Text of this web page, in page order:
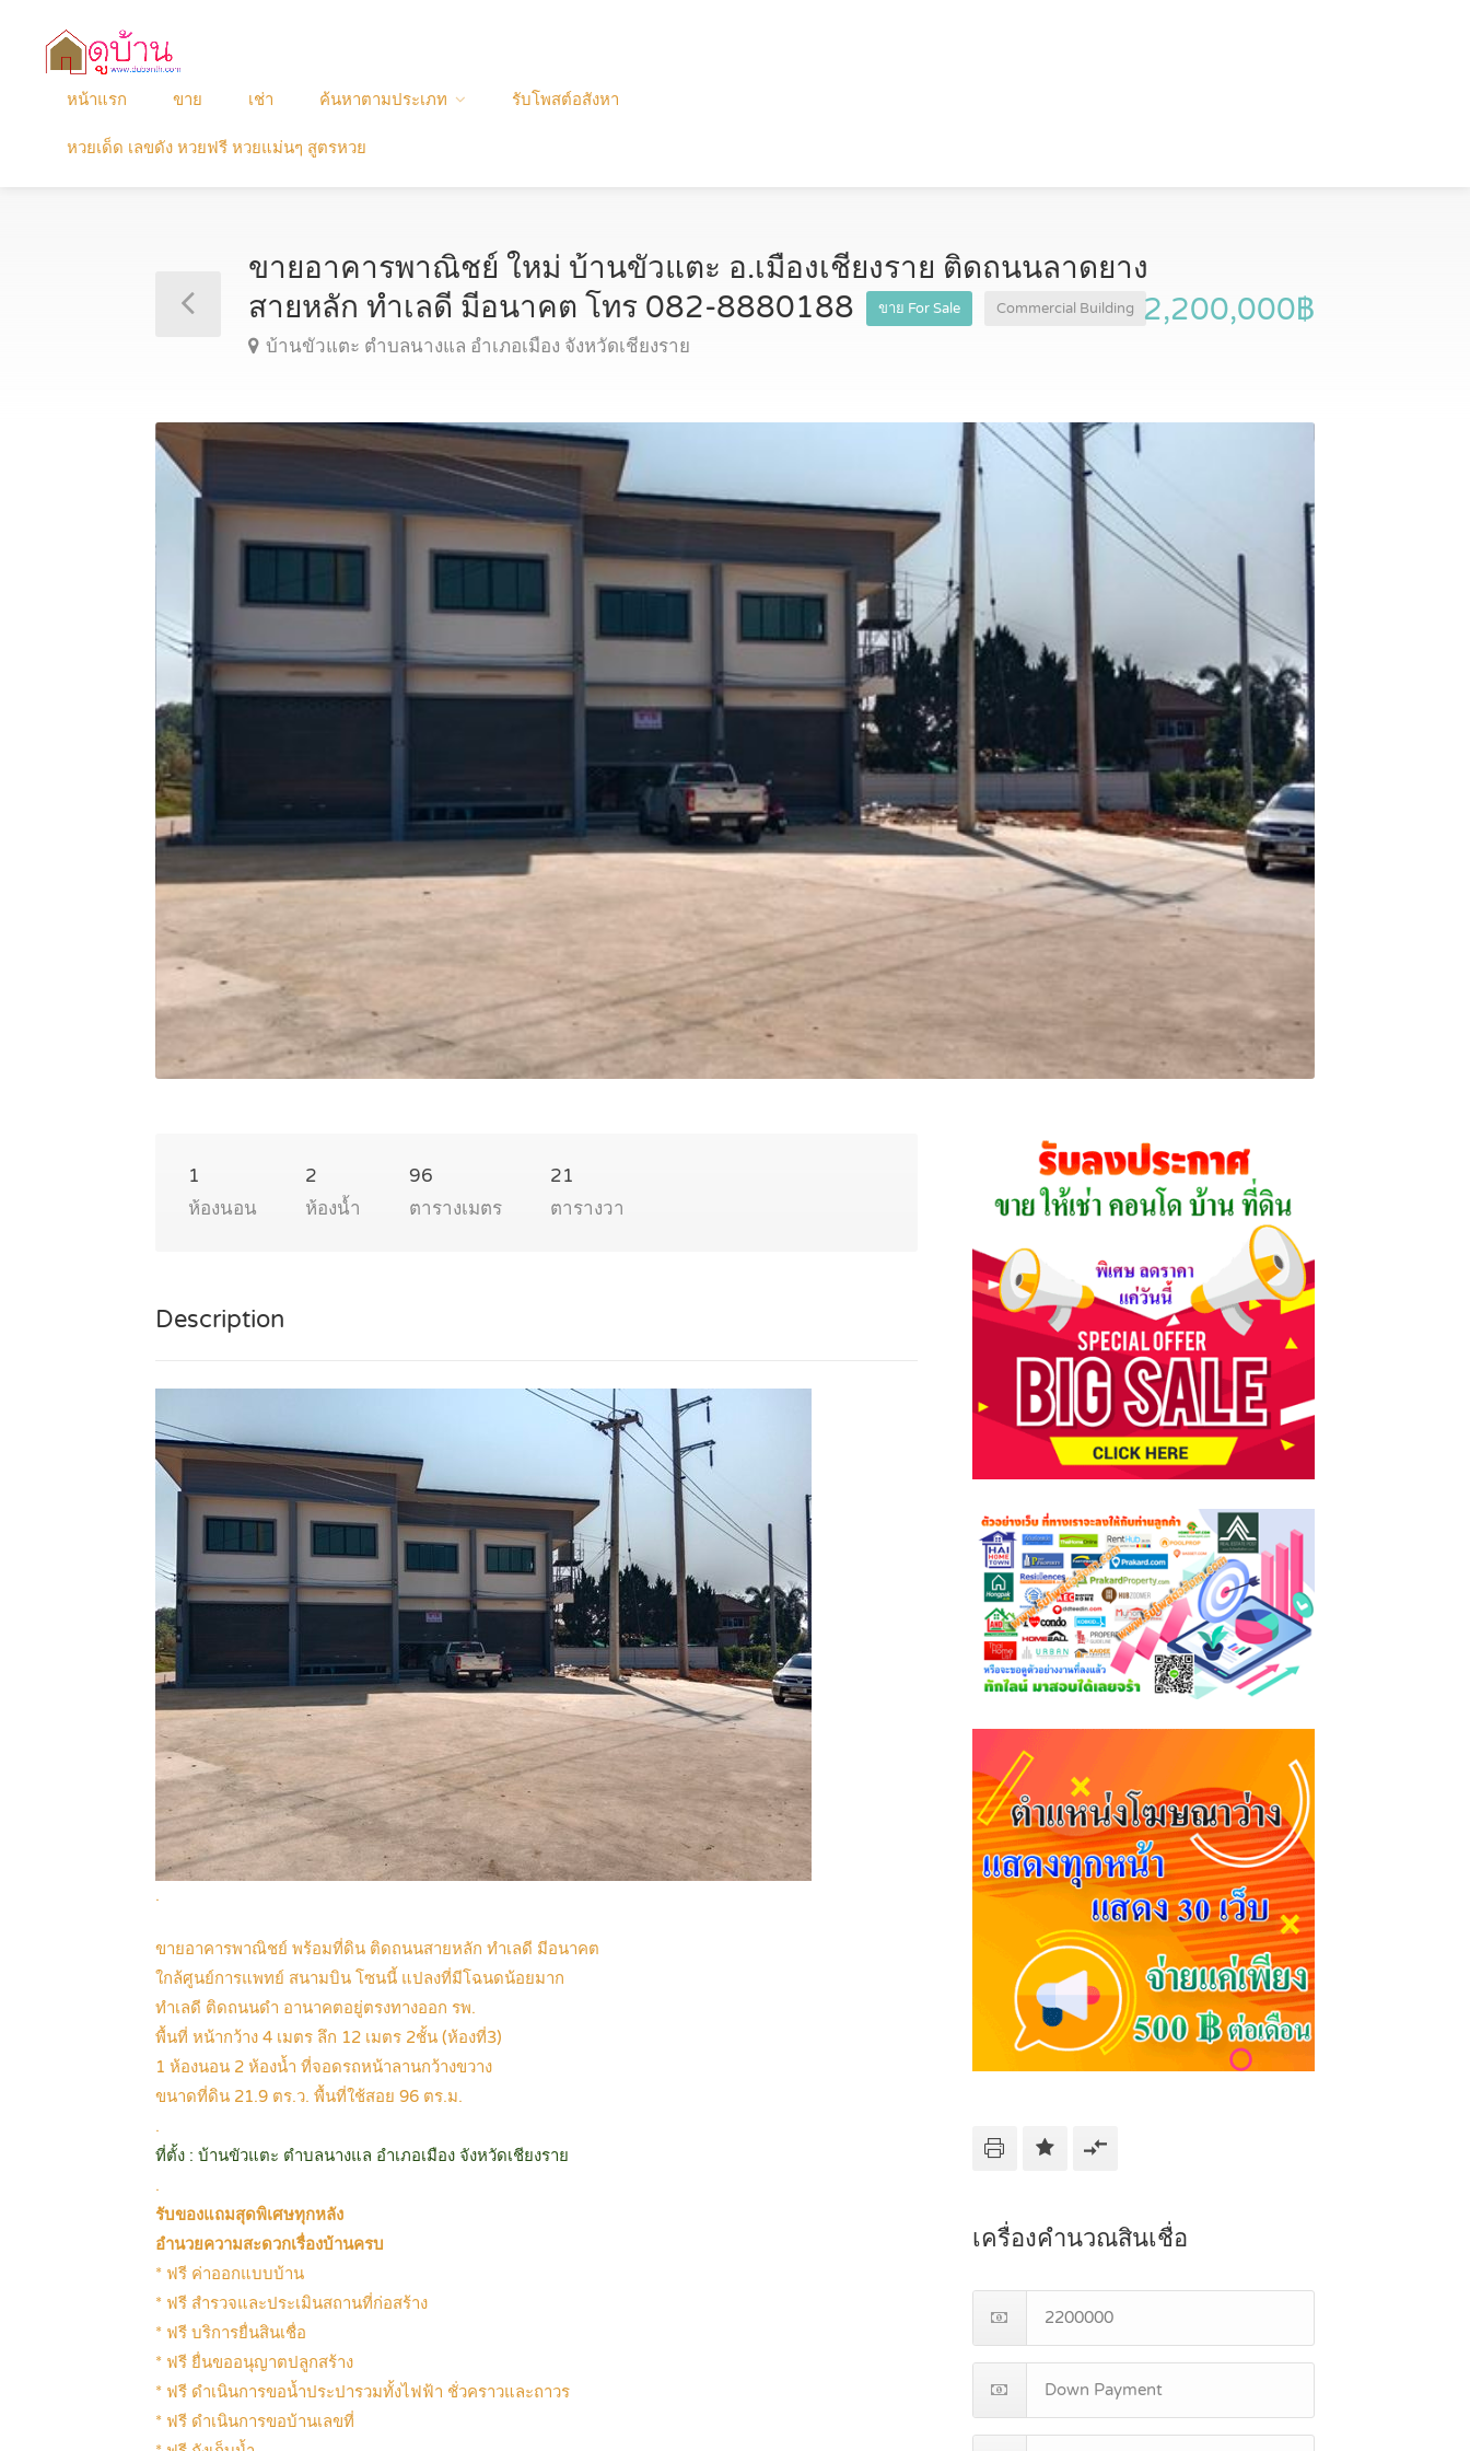
หน้าแรก ขาย เช่า ค้นหาตามประเภท รับโพสต์อสังหา
หวยเด็ด เลขดัง หวยฟรี หวยแม่นๆ สูตรหวย
ขายอาคารพาณิชย์ ใหม่ บ้านขัวแตะ อ.เมืองเชียงราย ติดถนนลาดยาง
สายหลัก ทำเลดี มีอนาคต โทร 082-8880188
ขาย For Sale Commercial Building
บ้านขัวแตะ ตำบลนางแล อำเภอเมือง จังหวัดเชียงราย
2,200,000฿
1
ห้องนอน
2
ห้องน้ำ
96
ตารางเมตร
21
ตารางวา
Description
.
ขายอาคารพาณิชย์ พร้อมที่ดิน ติดถนนสายหลัก ทำเลดี มีอนาคต
ใกล้ศูนย์การแพทย์ สนามบิน โซนนี้ แปลงที่มีโฉนดน้อยมาก
ทำเลดี ติดถนนดำ อานาคตอยู่ตรงทางออก รพ.
พื้นที่ หน้ากว้าง 4 เมตร ลึก 12 เมตร 2ชั้น (ห้องที่3)
1 ห้องนอน 2 ห้องน้ำ ที่จอดรถหน้าลานกว้างขวาง
ขนาดที่ดิน 21.9 ตร.ว. พื้นที่ใช้สอย 96 ตร.ม.
.
ที่ตั้ง : บ้านขัวแตะ ตำบลนางแล อำเภอเมือง จังหวัดเชียงราย
.
รับของแถมสุดพิเศษทุกหลัง
อำนวยความสะดวกเรื่องบ้านครบ
* ฟรี ค่าออกแบบบ้าน
* ฟรี สำรวจและประเมินสถานที่ก่อสร้าง
* ฟรี บริการยื่นสินเชื่อ
* ฟรี ยื่นขออนุญาตปลูกสร้าง
* ฟรี ดำเนินการขอน้ำประปารวมทั้งไฟฟ้า ชั่วคราวและถาวร
* ฟรี ดำเนินการขอบ้านเลขที่
เครื่องคำนวณสินเชื่อ